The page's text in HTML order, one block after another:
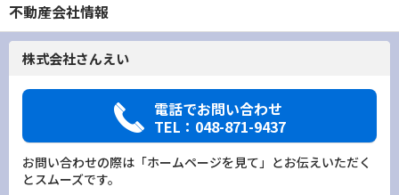
不動産会社情報
株式会社さんえい
電話でお問い合わせ
TEL：048-871-9437
お問い合わせの際は「ホームページを見て」とお伝えいただく
とスムーズです。